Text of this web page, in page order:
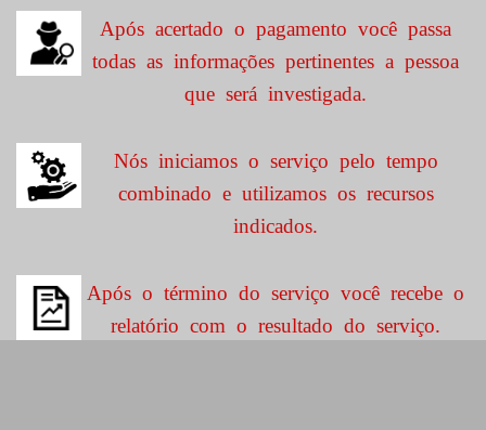
Após acertado o pagamento você passa
todas as informações pertinentes a pessoa
que será investigada.
Nós iniciamos o serviço pelo tempo
combinado e utilizamos os recursos
indicados.
Após o término do serviço você recebe o
relatório com o resultado do serviço.